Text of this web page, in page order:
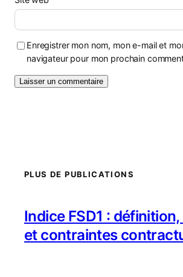
Enregistrer mon nom, mon e-mail et
navigateur pour mon prochain
PLUS DE PUBLICATIONS
Indice FSD1 :
et contraintes